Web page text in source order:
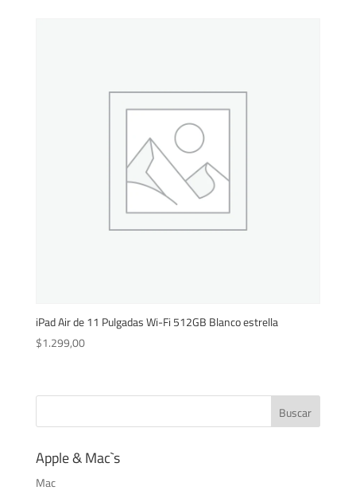
iPad Air de 11 Pulgadas Wi-Fi 512GB Blanco estrella
$1.299,00
Apple & Mac`s
Mac